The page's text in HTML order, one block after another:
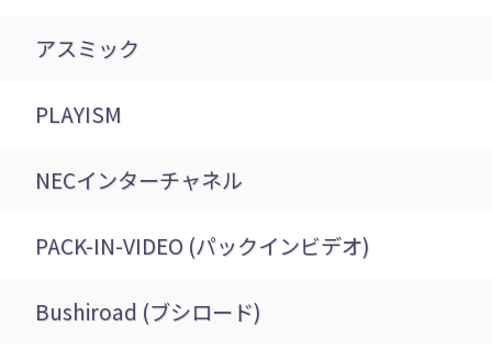
アスミック
PLAYISM
NECインターチャネル
PACK-IN-VIDEO (パックインビデオ)
Bushiroad (ブシロード)